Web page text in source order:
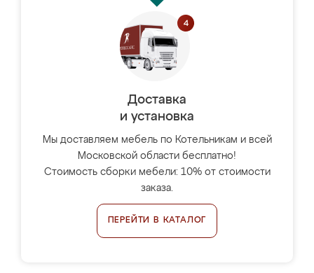
Доставка
и установка
Мы доставляем мебель по Котельникам и всей
Московской области бесплатно!
Стоимость сборки мебели: 10% от стоимости
заказа.
ПЕРЕЙТИ В КАТАЛОГ